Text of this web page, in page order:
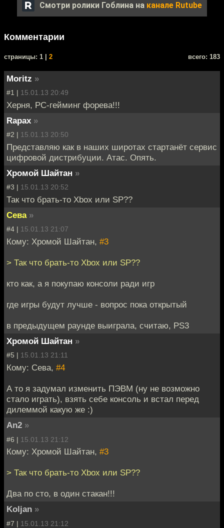
Смотри ролики Гоблина на канале Rutube
Комментарии
cтраницы: 1 | 2 всего: 183
Moritz »
#1 | 15.01.13 20:49
Херня, РС-гейминг форева!!!
Rapax »
#2 | 15.01.13 20:50
Представляю как в наших широтах стартанёт сервис
цифровой дистрибуции. Атас. Опять.
Хромой Шайтан »
#3 | 15.01.13 20:52
Так что брать-то Xbox или SP??
Сева »
#4 | 15.01.13 21:07
Кому: Хромой Шайтан, #3
> Так что брать-то Xbox или SP??
кто как, а я покупаю консоли ради игр
где игры будут лучше - вопрос пока открытый
в предыдущем раунде выиграла, считаю, PS3
Хромой Шайтан »
#5 | 15.01.13 21:11
Кому: Сева, #4
А то я задумал изменить ПЭВМ (ну не возможно
стало играть), взять себе консоль и встал перед
дилеммой какую же :)
An2 »
#6 | 15.01.13 21:12
Кому: Хромой Шайтан, #3
> Так что брать-то Xbox или SP??
Два по сто, в один стакан!!!
Koljan »
#7 | 15.01.13 21:12